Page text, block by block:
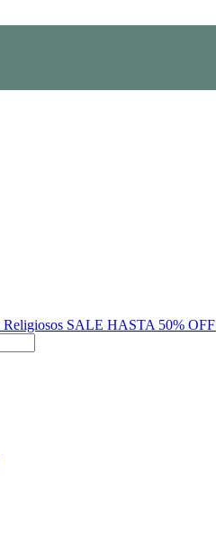
Religiosos SALE HASTA 50% OFF